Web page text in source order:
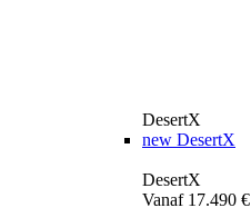
DesertX
new DesertX
DesertX
Vanaf 17.490 €